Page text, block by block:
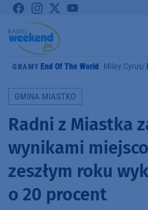
GRAMY End Of The World Miley Cyrus
GMINA MIASTKO
Radni z Miastka
wynikami
zeszłym roku
o 20 procent